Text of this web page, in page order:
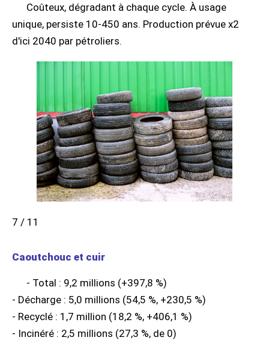
Coûteux, dégradant à chaque cycle. À usage
unique, persiste 10-450 ans. Production prévue x2
d'ici 2040 par pétroliers.
7 / 11
Caoutchouc et cuir
- Total : 9,2 millions (+397,8 %)
- Décharge : 5,0 millions (54,5 %, +230,5 %)
- Recyclé : 1,7 million (18,2 %, +406,1 %)
- Incinéré : 2,5 millions (27,3 %, de 0)